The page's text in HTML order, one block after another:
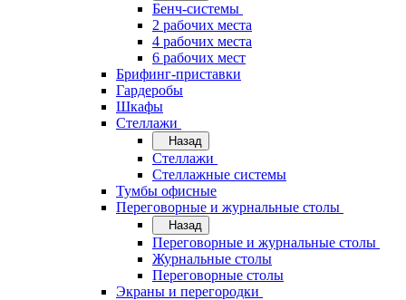
Бенч-системы
2 рабочих места
4 рабочих места
6 рабочих мест
Брифинг-приставки
Гардеробы
Шкафы
Стеллажи
Назад
Стеллажи
Стеллажные системы
Тумбы офисные
Переговорные и журнальные столы
Назад
Переговорные и журнальные столы
Журнальные столы
Переговорные столы
Экраны и перегородки